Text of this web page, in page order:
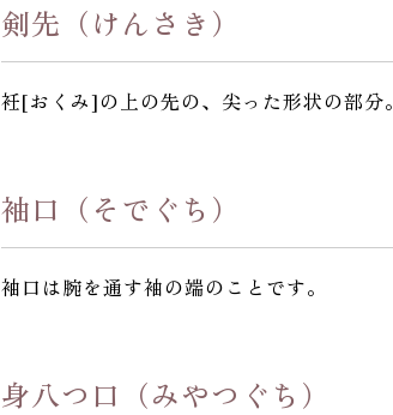
剣先（けんさき）
衽[おくみ]の上の先の、尖った形状の部分。
袖口（そでぐち）
袖口は腕を通す袖の端のことです。
身八つ口（みやつぐち）